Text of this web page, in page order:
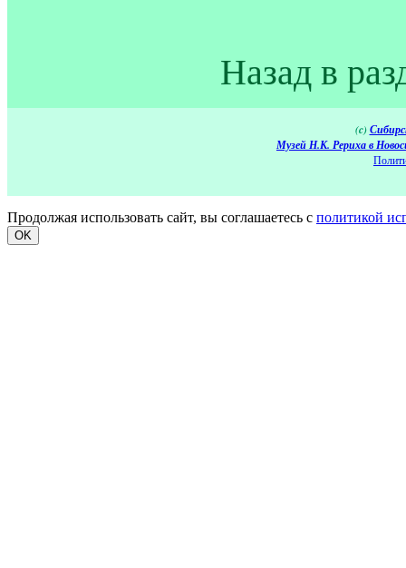
Назад в
(c)
Музей Н.К. Рериха в
Продолжая использовать сайт, вы соглашаетесь с политикой
OK